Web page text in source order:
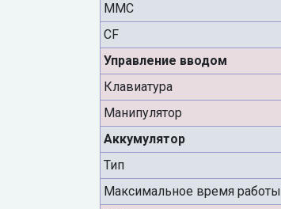
MMC
CF
Управление вводом
Клавиатура
Манипулятор
Аккумулятор
Тип
Максимальное время работы